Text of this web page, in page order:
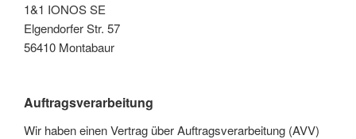
1&1 IONOS SE
Elgendorfer Str. 57
56410 Montabaur
Auftragsverarbeitung
Wir haben einen Vertrag über Auftragsverarbeitung (AVV)